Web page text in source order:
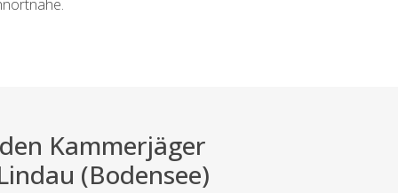
Kammerjäger
(Bodensee)